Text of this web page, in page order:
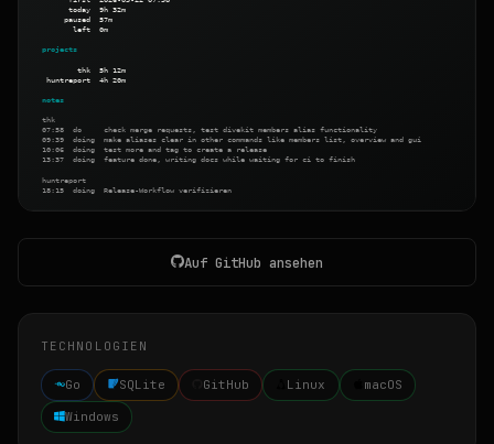
Auf GitHub ansehen
TECHNOLOGIEN
Go SQLite GitHub Linux macOS
Windows